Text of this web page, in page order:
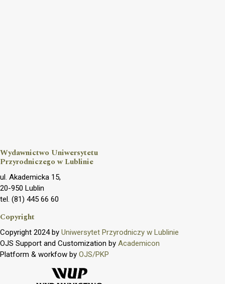
Wydawnictwo Uniwersytetu
Przyrodniczego w Lublinie
ul. Akademicka 15,
20-950 Lublin
tel. (81) 445 66 60
Copyright
Copyright 2024 by Uniwersytet Przyrodniczy w Lublinie
OJS Support and Customization by Academicon
Platform & workfow by OJS/PKP